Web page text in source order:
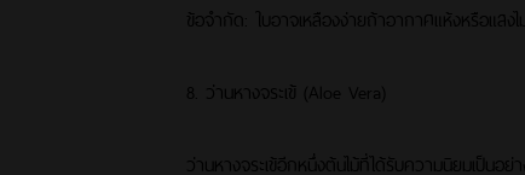
ข้อจำกัด: ใบอาจเหลืองง่ายถ้าอากาศแห้งหรือแสง
8. ว่านหางจระเข้ (Aloe Vera)
ว่านหางจระเข้อีกหนึ่งต้นไม้ที่ได้รับความนิยมเป็น